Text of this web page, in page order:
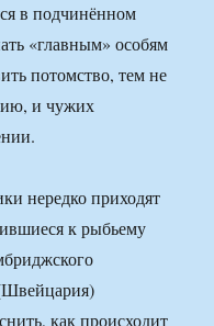
в подчинённом
«главным» особям
потомство, тем не
и чужих
нередко приходят
к рыбьему
как происходит